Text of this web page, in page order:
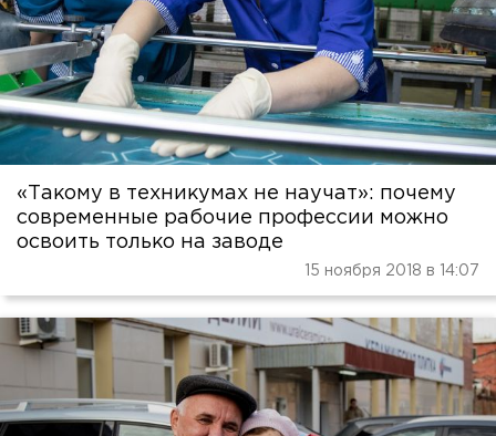
«Такому в техникумах не научат»: почему
современные рабочие профессии можно
освоить только на заводе
15 ноября 2018 в 14:07